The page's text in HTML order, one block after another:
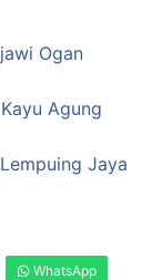
Ogan
Agung
Jaya
WhatsApp